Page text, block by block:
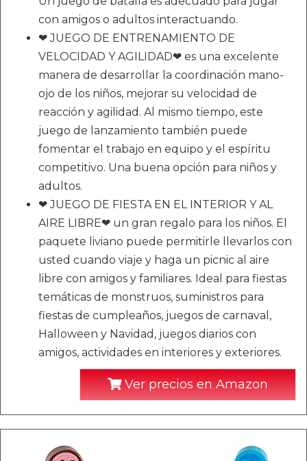
con amigos o adultos interactuando.
❤ JUEGO DE ENTRENAMIENTO DE
VELOCIDAD Y AGILIDAD❤ es una excelente
manera de desarrollar la coordinación mano-
ojo de los niños, mejorar su velocidad de
reacción y agilidad. Al mismo tiempo, este
juego de lanzamiento también puede
fomentar el trabajo en equipo y el espíritu
competitivo. Una buena opción para niños y
adultos.
❤ JUEGO DE FIESTA EN EL INTERIOR Y AL
AIRE LIBRE❤ un gran regalo para los niños. El
paquete liviano puede permitirle llevarlos con
usted cuando viaje y haga un picnic al aire
libre con amigos y familiares. Ideal para fiestas
temáticas de monstruos, suministros para
fiestas de cumpleaños, juegos de carnaval,
Halloween y Navidad, juegos diarios con
amigos, actividades en interiores y exteriores.
Ver precios en Amazon